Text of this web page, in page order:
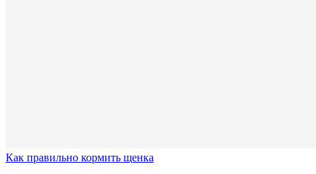
Как правильно кормить щенка